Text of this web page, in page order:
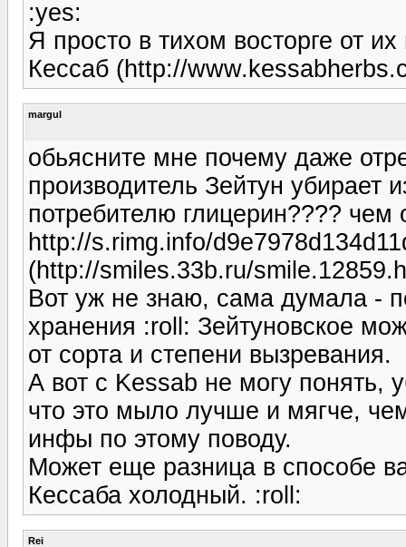
:yes:
Я просто в тихом восторге от
Кессаб (http://
margul
обьясните мне почему даже
производитель Зейтун убирает
потребителю глицерин???? чем
http://s.rimg.info/
(http://smiles.33b.ru/
Вот уж не знаю, сама думала -
хранения :roll: Зейтуновское
от сорта и степени вызревания.
А вот с Kessab не могу понять,
что это мыло лучше и мягче,
инфы по этому поводу.
Может еще разница в способе
Кессаба холодный. :roll:
Rei